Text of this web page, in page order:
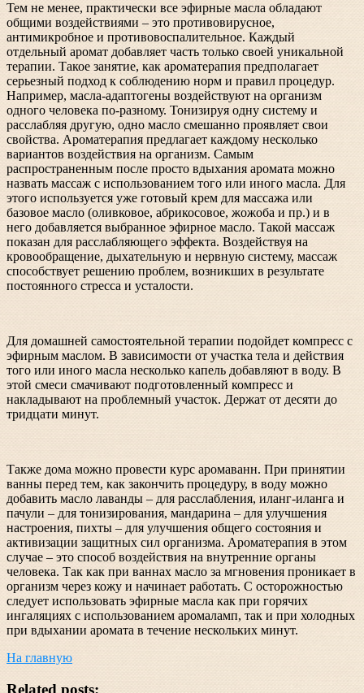
Тем не менее, практически все эфирные масла обладают
общими воздействиями – это противовирусное,
антимикробное и противовоспалительное. Каждый
отдельный аромат добавляет часть только своей уникальной
терапии. Такое занятие, как ароматерапия предполагает
серьезный подход к соблюдению норм и правил процедур.
Например, масла-адаптогены воздействуют на организм
одного человека по-разному. Тонизируя одну систему и
расслабляя другую, одно масло смешанно проявляет свои
свойства. Ароматерапия предлагает каждому несколько
вариантов воздействия на организм. Самым
распространенным после просто вдыхания аромата можно
назвать массаж с использованием того или иного масла. Для
этого используется уже готовый крем для массажа или
базовое масло (оливковое, абрикосовое, жожоба и пр.) и в
него добавляется выбранное эфирное масло. Такой массаж
показан для расслабляющего эффекта. Воздействуя на
кровообращение, дыхательную и нервную систему, массаж
способствует решению проблем, возникших в результате
постоянного стресса и усталости.
Для домашней самостоятельной терапии подойдет компресс с
эфирным маслом. В зависимости от участка тела и действия
того или иного масла несколько капель добавляют в воду. В
этой смеси смачивают подготовленный компресс и
накладывают на проблемный участок. Держат от десяти до
тридцати минут.
Также дома можно провести курс аромаванн. При принятии
ванны перед тем, как закончить процедуру, в воду можно
добавить масло лаванды – для расслабления, иланг-иланга и
пачули – для тонизирования, мандарина – для улучшения
настроения, пихты – для улучшения общего состояния и
активизации защитных сил организма. Ароматерапия в этом
случае – это способ воздействия на внутренние органы
человека. Так как при ваннах масло за мгновения проникает в
организм через кожу и начинает работать. С осторожностью
следует использовать эфирные масла как при горячих
ингаляциях с использованием аромаламп, так и при холодных
при вдыхании аромата в течение нескольких минут.
На главную
Related posts: